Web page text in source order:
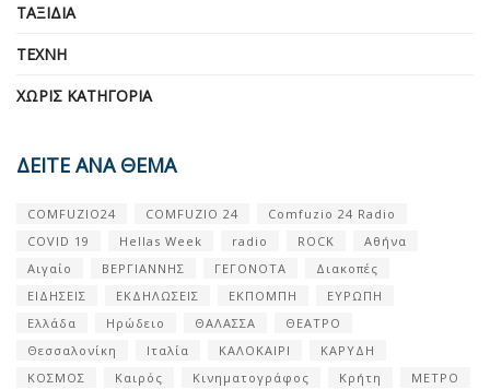
ΤΑΞΊΔΙΑ
ΤΈΧΝΗ
ΧΩΡΊΣ ΚΑΤΗΓΟΡΊΑ
ΔΕΙΤΕ ΑΝΑ ΘΕΜΑ
COMFUZIO24 COMFUZIO 24
Comfuzio 24 Radio
COVID 19
Hellas Week radio ROCK
Αθήνα
Αιγαίο
ΒΕΡΓΙΑΝΝΗΣ ΓΕΓΟΝΟΤΑ
Διακοπές
ΕΙΔΗΣΕΙΣ
ΕΚΔΗΛΩΣΕΙΣ ΕΚΠΟΜΠΗ
ΕΥΡΩΠΗ
Ελλάδα
Ηρώδειο ΘΑΛΑΣΣΑ
ΘΕΑΤΡΟ
Θεσσαλονίκη
Ιταλία ΚΑΛΟΚΑΙΡΙ
ΚΑΡΥΔΗ
ΚΟΣΜΟΣ
Καιρός Κινηματογράφος Κρήτη ΜΕΤΡΟ